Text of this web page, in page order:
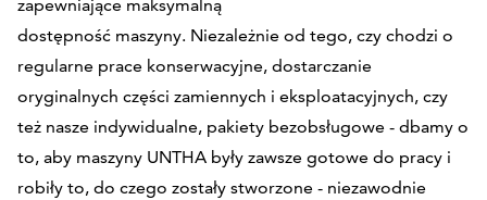
źródła
zapewniające maksymalną
dostępność maszyny. Niezależnie od tego, czy chodzi o
regularne prace konserwacyjne, dostarczanie
oryginalnych części zamiennych i eksploatacyjnych, czy
też nasze indywidualne, pakiety bezobsługowe - dbamy o
to, aby maszyny UNTHA były zawsze gotowe do pracy i
robiły to, do czego zostały stworzone - niezawodnie